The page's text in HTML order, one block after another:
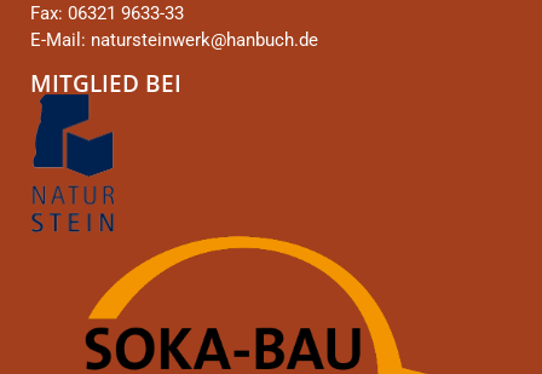
Fax: 06321 9633-33
E-Mail: natursteinwerk@hanbuch.de
MITGLIED BEI